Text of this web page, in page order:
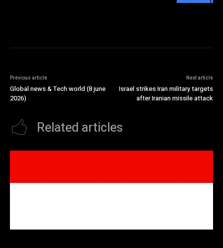
Previous article
Global news & Tech world (8 june
2026)
Next article
Israel strikes Iran military targets
after Iranian missile attack
Related articles